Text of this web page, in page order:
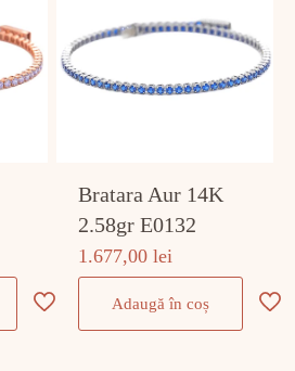
Bratara Aur 14K
2.58gr E0132
1.677,00lei
Adaugă în coș